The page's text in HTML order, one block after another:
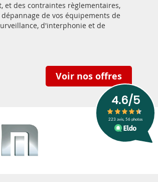
et des contraintes règlementaires,
de vos équipements de
d'interphonie et de
Voir nos offres